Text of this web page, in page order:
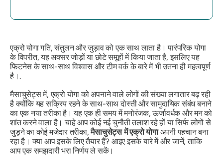
एक्रो योगा गति, संतुलन और जुड़ाव को एक साथ लाता है। पारंपरिक योगा
के विपरीत, यह अक्सर जोड़ों या छोटे समूहों में किया जाता है, इसलिए यह
फिटनेस के साथ-साथ विश्वास और टीम वर्क के बारे में भी उतना ही महत्वपूर्ण
है।.
मैसाचुसेट्स में, एक्रो योगा को अपनाने वाले लोगों की संख्या लगातार बढ़ रही
है क्योंकि यह सक्रिय रहने के साथ-साथ दोस्ती और सामुदायिक संबंध बनाने
का एक नया तरीका है। यह एक ही समय में मनोरंजक, ऊर्जावर्धक और मन को
शांत करने वाला है। चाहे आप कोई नई चुनौती तलाश रहे हों या सिर्फ लोगों से
जुड़ने का कोई मजेदार तरीका,मैसाचुसेट्स में एक्रो योगाअपनी पहचान बना
रहा है। क्या आप इसके लिए तैयार हैं? आइए इसके बारे में और जानें, ताकि
आप एक समझदारी भरा निर्णय ले सकें।